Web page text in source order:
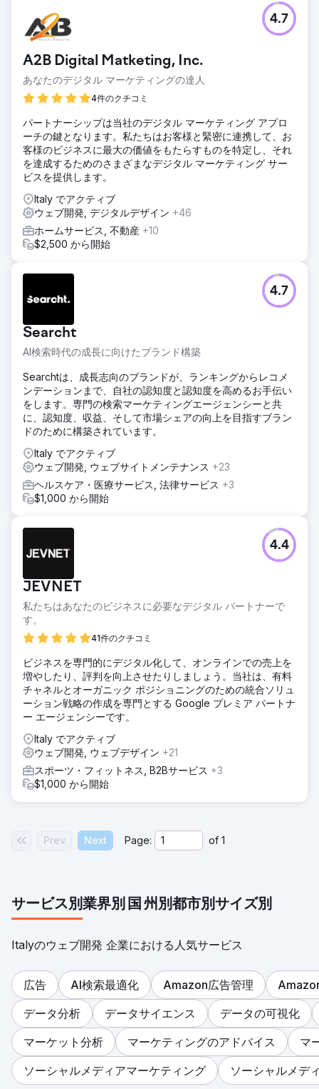
ある小規模旅行会社は、顧客獲得を有料広告とオフラインの
パートナーシップに100%依存していました。ウェブサイト
ごくわずか、Instagramのコンテンツからは問い合わせが全
くありませんでした。Google広告とメタ広告のコスト上昇
が利益率を圧迫し、予約ファネル全体でコンバージョン率最
適化が行われておらず、ブランドには持続的な需要創出エン
ジンがありませんでした。彼らは、長期的なSEOとソーシャ
ルメディア戦略を構築できるデジタルマーケティングエージ
ェンシーを必要としていました。
ソリューション
Elatreは、フルファネルのデジタルマーケティングプログラ
ムを実施しました。SEOチームは、目的地に特化したランデ
ィングページ、インテントベースのブログコンテンツ、内部
リンク構造、旅行およびローカルSEO向けのスキーママーク
アップを構築しました。有料メディアチームは、オーディエ
ンスレイヤリング、カスタムビデオリール、毎週テストされ
告キャンペーンを再構築しました。予約フォーム全体にコン
バージョン率最適化を追加し、リード獲得をCRMに統合し、
アトリビューションダッシュボードを構築しました。
結果
7ヶ月以内に、このブランドはSEOとコンテンツマーケティ
ングを通じて、有料顧客獲得率100%からオーガニック予約
意欲の高いキーワードでGoogle検索結果の1ページ目にラン
クインし、オーガニックトラフィックは8倍以上に増加、
Instagram広告は数千件の質の高い問い合わせを獲得しまし
た。直接予約による収益は15万ドルを超え、顧客獲得単価は
58%減少し、広告費用対効果は1.9倍から4.6倍に上昇しまし
た。現在、同社は主にSEOとソーシャルメディアを通じて事
業を拡大しています。
エージェンシーページに移動
A2B Digital Matketing, Inc.
あなたのデジタル マーケティングの達人
4件のクチコミ
4.7
パートナーシップは当社のデジタル マーケティング アプロ
ーチの鍵となります。私たちはお客様と緊密に連携して、お
客様のビジネスに最大の価値をもたらすものを特定し、それ
を達成するためのさまざまなデジタル マーケティング サー
ビスを提供します。
Italy でアクティブ
ウェブ開発, デジタルデザイン +46
ホームサービス, 不動産 +10
$2,500 から開始
Searcht
AI検索時代の成長に向けたブランド構築
4.7
Searchtは、成長志向のブランドが、ランキングからレコメ
ンデーションまで、自社の認知度と認知度を高めるお手伝い
をします。専門の検索マーケティングエージェンシーと共
に、認知度、収益、そして市場シェアの向上を目指すブラン
ドのために構築されています。
Italy でアクティブ
ウェブ開発, ウェブサイトメンテナンス +23
ヘルスケア・医療サービス, 法律サービス +3
$1,000 から開始
JEVNET
私たちはあなたのビジネスに必要なデジタル パートナーで
す。
41件のクチコミ
4.4
ビジネスを専門的にデジタル化して、オンラインでの売上を
増やしたり、評判を向上させたりしましょう。当社は、有料
チャネルとオーガニック ポジショニングのための統合ソリュ
ーション戦略の作成を専門とする Google プレミア パートナ
ー エージェンシーです。
Italy でアクティブ
ウェブ開発, ウェブデザイン +21
スポーツ・フィットネス, B2Bサービス +3
$1,000 から開始
Prev Next Page: of 1
サービス別業界別 国 州別都市別サイズ別
Italyのウェブ開発 企業における人気サービス
広告 AI検索最適化 Amazon広告管理
データ分析
データサイエンス
データの可視化
マーケット分析
マーケティングのアドバイス
マ
ソーシャルメディアマーケティング
ソーシャルメデ